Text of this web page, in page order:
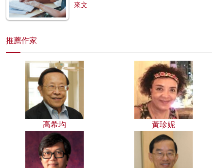
來文
推薦作家
高希均 黃珍妮